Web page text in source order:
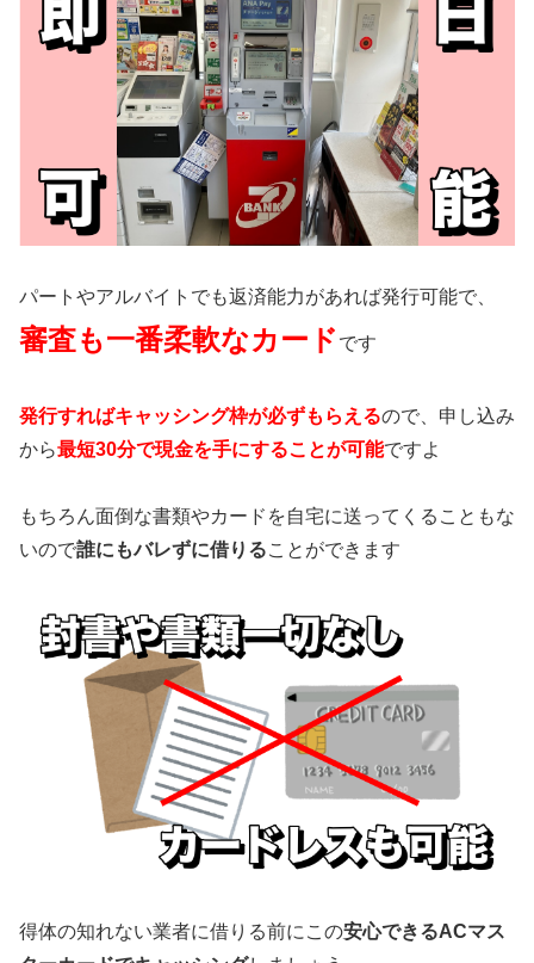
パートやアルバイトでも返済能力があれば発行可能で、
審査も一番柔軟なカード です
発行すればキャッシング枠が必ずもらえるので、申し込み
から最短30分で現金を手にすることが可能ですよ
もちろん面倒な書類やカードを自宅に送ってくることもな
いので誰にもバレずに借りることができます
得体の知れない業者に借りる前にこの安心できるACマス